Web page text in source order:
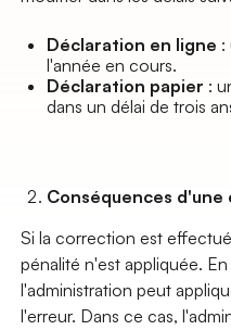
Déclaration en ligne :
l'année en cours.
Déclaration papier :
dans un délai de trois
Conséquences
Si la correction est
pénalité n'est appliquée.
l'administration peut
l'erreur. Dans ce cas,